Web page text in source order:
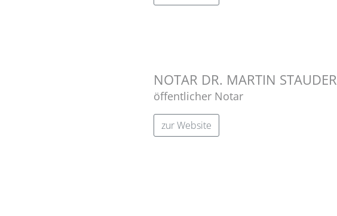
NOTAR DR. MARTIN STAUDER
öffentlicher Notar
zur Website